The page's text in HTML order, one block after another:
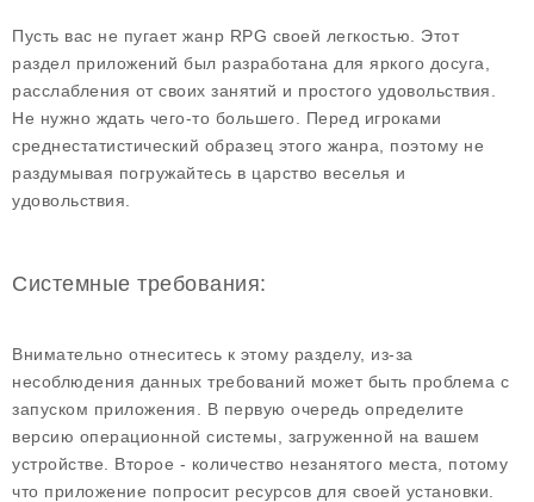
Пусть вас не пугает жанр RPG своей легкостью. Этот
раздел приложений был разработана для яркого досуга,
расслабления от своих занятий и простого удовольствия.
Не нужно ждать чего-то большего. Перед игроками
среднестатистический образец этого жанра, поэтому не
раздумывая погружайтесь в царство веселья и
удовольствия.
Системные требования:
Внимательно отнеситесь к этому разделу, из-за
несоблюдения данных требований может быть проблема с
запуском приложения. В первую очередь определите
версию операционной системы, загруженной на вашем
устройстве. Второе - количество незанятого места, потому
что приложение попросит ресурсов для своей установки.